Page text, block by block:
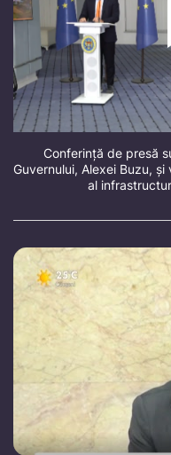
Conferință de presă
Guvernului, Alexei Buzu,
al